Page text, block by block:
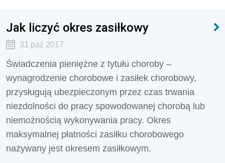
Jak liczyć okres zasiłkowy
31 paź 2017
Świadczenia pieniężne z tytułu choroby –
wynagrodzenie chorobowe i zasiłek chorobowy,
przysługują ubezpieczonym przez czas trwania
niezdolności do pracy spowodowanej chorobą lub
niemożnością wykonywania pracy. Okres
maksymalnej płatności zasiłku chorobowego
nazywany jest okresem zasiłkowym.